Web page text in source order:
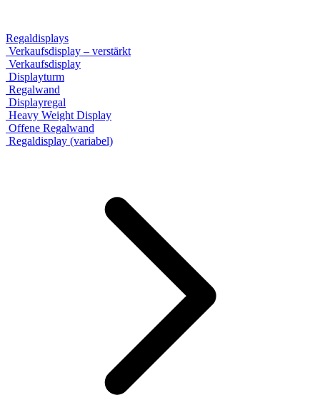
Regaldisplays
Verkaufsdisplay – verstärkt
Verkaufsdisplay
Displayturm
Regalwand
Displayregal
Heavy Weight Display
Offene Regalwand
Regaldisplay (variabel)